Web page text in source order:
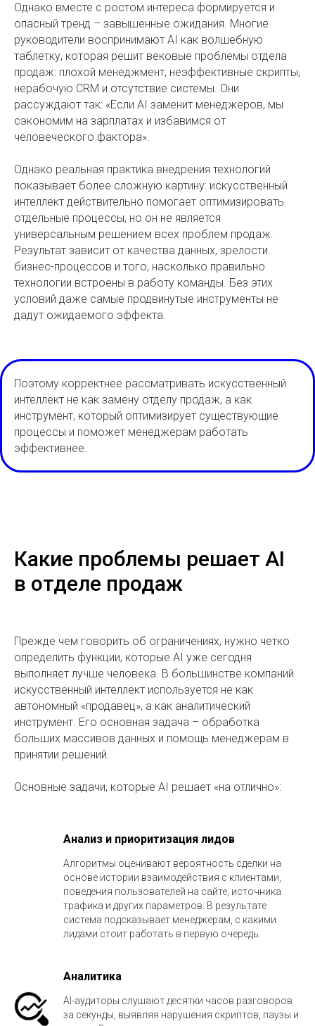
Однако вместе с ростом интереса формируется и
опасный тренд – завышенные ожидания. Многие
руководители воспринимают AI как волшебную
таблетку, которая решит вековые проблемы отдела
продаж: плохой менеджмент, неэффективные скрипты,
нерабочую CRM и отсутствие системы. Они
рассуждают так: «Если AI заменит менеджеров, мы
сэкономим на зарплатах и избавимся от
человеческого фактора».
Однако реальная практика внедрения технологий
показывает более сложную картину: искусственный
интеллект действительно помогает оптимизировать
отдельные процессы, но он не является
универсальным решением всех проблем продаж.
Результат зависит от качества данных, зрелости
бизнес-процессов и того, насколько правильно
технологии встроены в работу команды. Без этих
условий даже самые продвинутые инструменты не
дадут ожидаемого эффекта.
Поэтому корректнее рассматривать искусственный
интеллект не как замену отделу продаж, а как
инструмент, который оптимизирует существующие
процессы и поможет менеджерам работать
эффективнее.
Какие проблемы решает AI
в отделе продаж
Прежде чем говорить об ограничениях, нужно четко
определить функции, которые AI уже сегодня
выполняет лучше человека. В большинстве компаний
искусственный интеллект используется не как
автономный «продавец», а как аналитический
инструмент. Его основная задача – обработка
больших массивов данных и помощь менеджерам в
принятии решений.
Основные задачи, которые AI решает «на отлично»:
Анализ и приоритизация лидов
Алгоритмы оценивают вероятность сделки на
основе истории взаимодействия с клиентами,
поведения пользователей на сайте, источника
трафика и других параметров. В результате
система подсказывает менеджерам, с какими
лидами стоит работать в первую очередь.
Аналитика
AI-аудиторы слушают десятки часов разговоров
за секунды, выявляя нарушения скриптов, паузы и